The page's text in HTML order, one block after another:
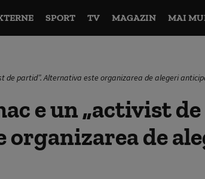
SPORT TV MAGAZIN MAI
de partid”. Alternativa este organizarea de alegeri
e un „activist
de